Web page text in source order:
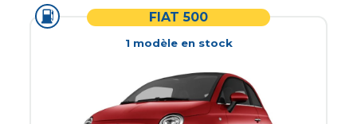
FIAT 500
1modèleen stock